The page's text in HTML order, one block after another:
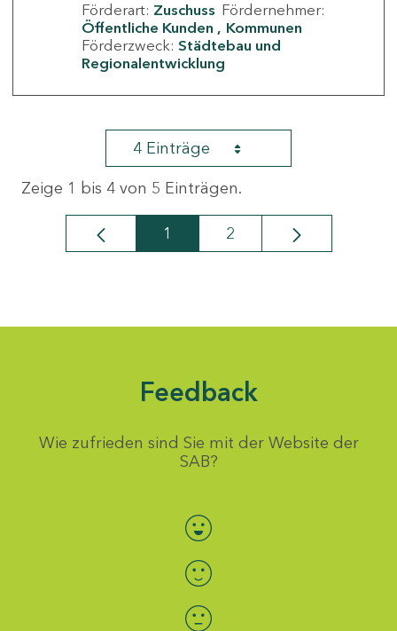
Förderart: Zuschuss Fördernehmer:
Öffentliche Kunden
Kommunen
Förderzweck: Städtebau und
Regionalentwicklung
4 Einträge
Zeige 1 bis 4 von 5 Einträgen.
Seite
1 Seite
2
Feedback
Wie zufrieden sind Sie mit der Website der
SAB?
Bewertung auswählen